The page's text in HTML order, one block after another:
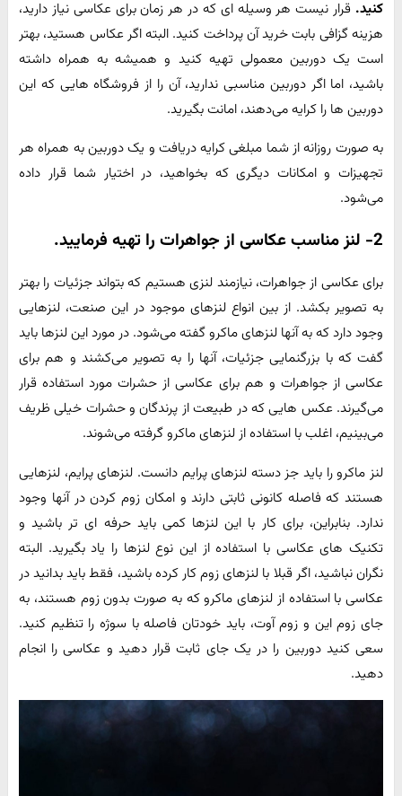
کنید. قرار نیست هر وسیله ای که در هر زمان برای عکاسی نیاز دارید،
هزینه گزافی بابت خرید آن پرداخت کنید. البته اگر عکاس هستید، بهتر
است یک دوربین معمولی تهیه کنید و همیشه به همراه داشته
باشید، اما اگر دوربین مناسبی ندارید، آن را از فروشگاه هایی که این
دوربین ها را کرایه می‌دهند، امانت بگیرید.
به صورت روزانه از شما مبلغی کرایه دریافت و یک دوربین به همراه هر
تجهیزات و امکانات دیگری که بخواهید، در اختیار شما قرار داده
می‌شود.
2- لنز مناسب عکاسی از جواهرات را تهیه فرمایید.
برای عکاسی از جواهرات، نیازمند لنزی هستیم که بتواند جزئیات را بهتر
به تصویر بکشد. از بین انواع لنزهای موجود در این صنعت، لنزهایی
وجود دارد که به آنها لنزهای ماکرو گفته می‌شود. در مورد این لنزها باید
گفت که با بزرگنمایی جزئیات، آنها را به تصویر می‌کشند و هم برای
عکاسی از جواهرات و هم برای عکاسی از حشرات مورد استفاده قرار
می‌گیرند. عکس هایی که در طبیعت از پرندگان و حشرات خیلی ظریف
می‌بینیم، اغلب با استفاده از لنزهای ماکرو گرفته می‌شوند.
لنز ماکرو را باید جز دسته لنزهای پرایم دانست. لنزهای پرایم، لنزهایی
هستند که فاصله کانونی ثابتی دارند و امکان زوم کردن در آنها وجود
ندارد. بنابراین، برای کار با این لنزها کمی باید حرفه ای تر باشید و
تکنیک های عکاسی با استفاده از این نوع لنزها را یاد بگیرید. البته
نگران نباشید، اگر قبلا با لنزهای زوم کار کرده باشید، فقط باید بدانید در
عکاسی با استفاده از لنزهای ماکرو که به صورت بدون زوم هستند، به
جای زوم این و زوم آوت، باید خودتان فاصله با سوژه را تنظیم کنید.
سعی کنید دوربین را در یک جای ثابت قرار دهید و عکاسی را انجام
دهید.